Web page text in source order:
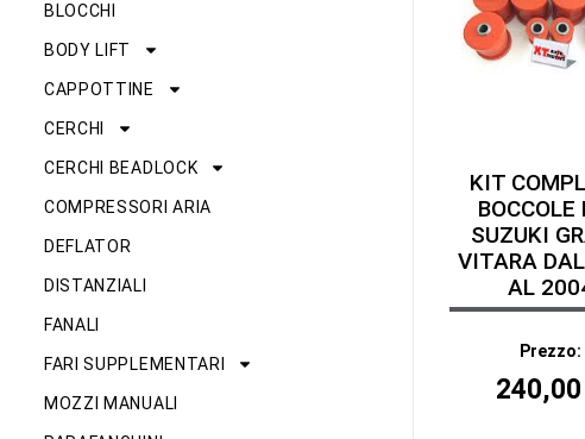
BLOCCHI
BODY LIFT
CAPPOTTINE
CERCHI
CERCHI BEADLOCK
COMPRESSORI ARIA
DEFLATOR
DISTANZIALI
FANALI
FARI SUPPLEMENTARI
MOZZI MANUALI
KIT
BOCCOLE
SUZUKI
VITARA
AL
Prezzo:
240,00